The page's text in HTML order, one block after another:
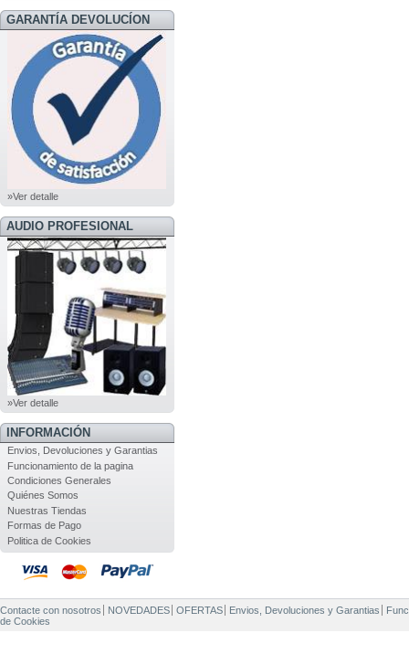
GARANTÍA DEVOLUCÍON
»Ver detalle
AUDIO PROFESIONAL
»Ver detalle
INFORMACIÓN
Envios, Devoluciones y Garantias
Funcionamiento de la pagina
Condiciones Generales
Quiénes Somos
Nuestras Tiendas
Formas de Pago
Politica de Cookies
Contacte con nosotros NOVEDADES OFERTAS Envios, Devoluciones y Garantias
de Cookies